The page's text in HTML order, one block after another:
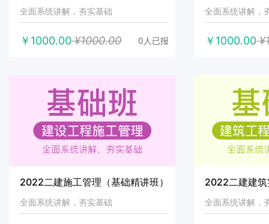
全面系统讲解，夯实基础
￥1000.00¥1000.00 0人已报
全面系统讲解，
￥1000.00
2022二建施工管理（基础精讲班）
全面系统讲解，夯实基础
2022二建建
全面系统讲解，